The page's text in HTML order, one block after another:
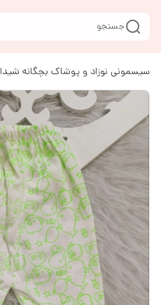
جستجو
سیسمونی نوزاد و پوشاک بچگانه شیدا